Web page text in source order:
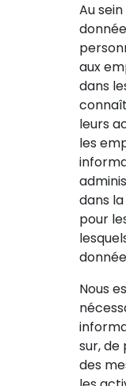
Au
aux
dans
leurs
les
dans
pour
Nous
sur,
des